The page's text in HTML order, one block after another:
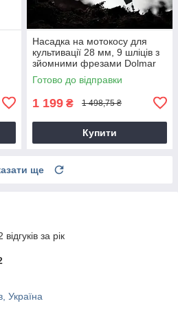
Насадка на мотокосу для
культивації 28 мм, 9 шліців з
зйомними фрезами Dolmar
9T28
Готово до відправки
1 199 ₴ 1 498,75 ₴
Купити
ще
за рік
Україна